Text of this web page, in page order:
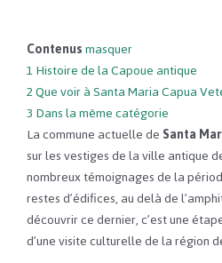
Contenusmasquer
1Histoire de la Capoue antique
2Que voir à Santa Maria Capua
3Dans la même catégorie
La commune actuelle deSanta
sur les vestiges de la ville antique
nombreux témoignages de la
restes d’édifices, au delà de
découvrir ce dernier, c’est une
d’une visite culturelle de la région